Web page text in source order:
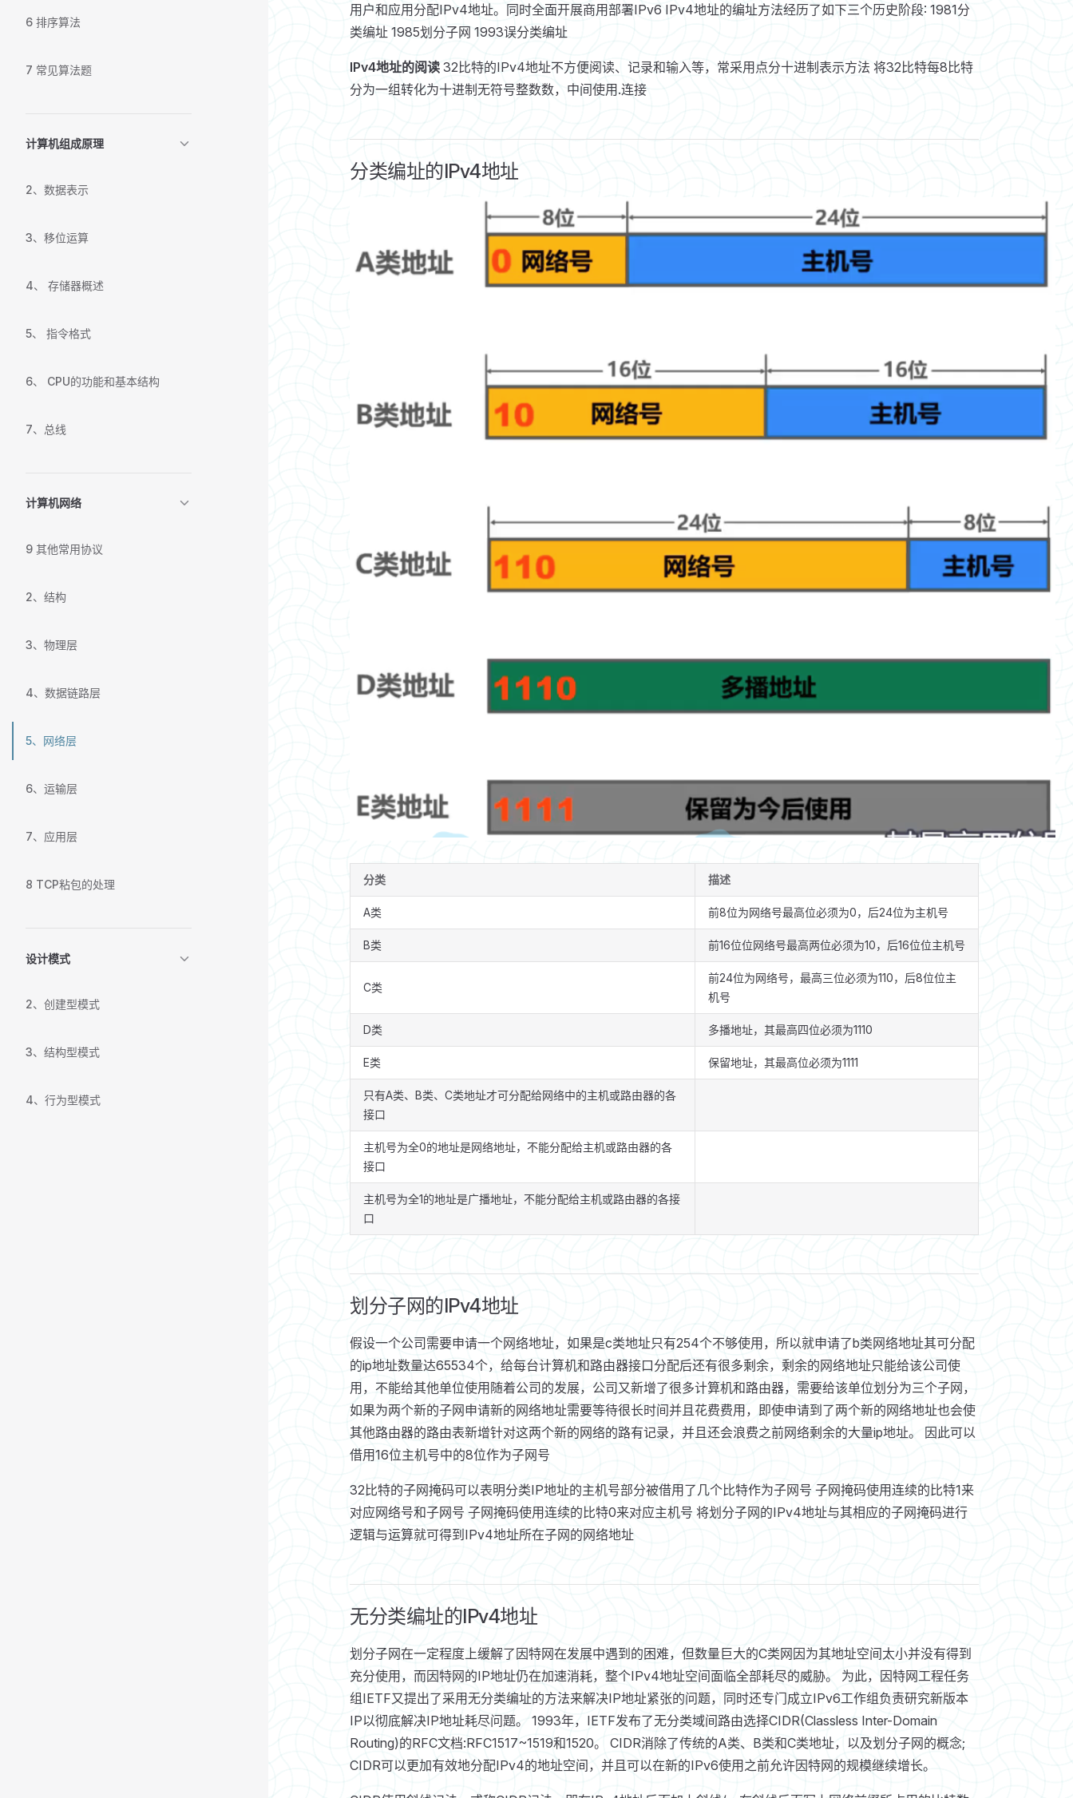
6 排序算法
7 常见算法题
计算机组成原理
2、数据表示
3、移位运算
4、 存储器概述
5、 指令格式
6、 CPU的功能和基本结构
7、总线
计算机网络
9 其他常用协议
2、结构
3、物理层
4、数据链路层
5、网络层
6、运输层
7、应用层
8 TCP粘包的处理
设计模式
2、创建型模式
3、结构型模式
4、行为型模式
用户和应用分配IPv4地址。同时全面开展商用部署IPv6 IPv4地址的编址方法经历了如下三个历史阶段: 1981分
类编址 1985划分子网 1993误分类编址
IPv4地址的阅读 32比特的IPv4地址不方便阅读、记录和输入等，常采用点分十进制表示方法 将32比特每8比特
分为一组转化为十进制无符号整数数，中间使用.连接
分类编址的IPv4地址
分类 描述
A类 前8位为网络号最高位必须为0，后24位为主机号
B类 前16位位网络号最高两位必须为10，后16位位主机号
C类
前24位为网络号，最高三位必须为110，后8位位主
机号
D类 多播地址，其最高四位必须为1110
E类 保留地址，其最高位必须为1111
只有A类、B类、C类地址才可分配给网络中的主机或路由器的各
接口
主机号为全0的地址是网络地址，不能分配给主机或路由器的各
接口
主机号为全1的地址是广播地址，不能分配给主机或路由器的各接
口
划分子网的IPv4地址
假设一个公司需要申请一个网络地址，如果是c类地址只有254个不够使用，所以就申请了b类网络地址其可分配
的ip地址数量达65534个，给每台计算机和路由器接口分配后还有很多剩余，剩余的网络地址只能给该公司使
用，不能给其他单位使用随着公司的发展，公司又新增了很多计算机和路由器，需要给该单位划分为三个子网，
如果为两个新的子网申请新的网络地址需要等待很长时间并且花费费用，即使申请到了两个新的网络地址也会使
其他路由器的路由表新增针对这两个新的网络的路有记录，并且还会浪费之前网络剩余的大量ip地址。 因此可以
借用16位主机号中的8位作为子网号
32比特的子网掩码可以表明分类IP地址的主机号部分被借用了几个比特作为子网号 子网掩码使用连续的比特1来
对应网络号和子网号 子网掩码使用连续的比特0来对应主机号 将划分子网的IPv4地址与其相应的子网掩码进行
逻辑与运算就可得到IPv4地址所在子网的网络地址
无分类编址的IPv4地址
划分子网在一定程度上缓解了因特网在发展中遇到的困难，但数量巨大的C类网因为其地址空间太小并没有得到
充分使用，而因特网的IP地址仍在加速消耗，整个IPv4地址空间面临全部耗尽的威胁。 为此，因特网工程任务
组IETF又提出了采用无分类编址的方法来解决IP地址紧张的问题，同时还专门成立IPv6工作组负责研究新版本
IP以彻底解决IP地址耗尽问题。 1993年，IETF发布了无分类域间路由选择CIDR(Classless Inter-Domain
Routing)的RFC文档:RFC1517~1519和1520。 CIDR消除了传统的A类、B类和C类地址，以及划分子网的概念;
CIDR可以更加有效地分配IPv4的地址空间，并且可以在新的IPv6使用之前允许因特网的规模继续增长。